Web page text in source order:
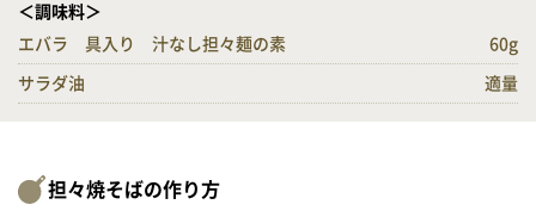
＜調味料＞
エバラ 具入り 汁なし担々麺の素
60g
サラダ油 適量
担々焼そばの作り方